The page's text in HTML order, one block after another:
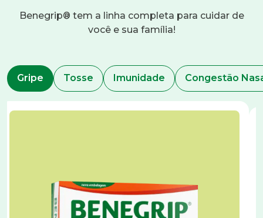
Benegrip® tem a linha completa para cuidar de
você e sua família!
Gripe Tosse Imunidade Congestão